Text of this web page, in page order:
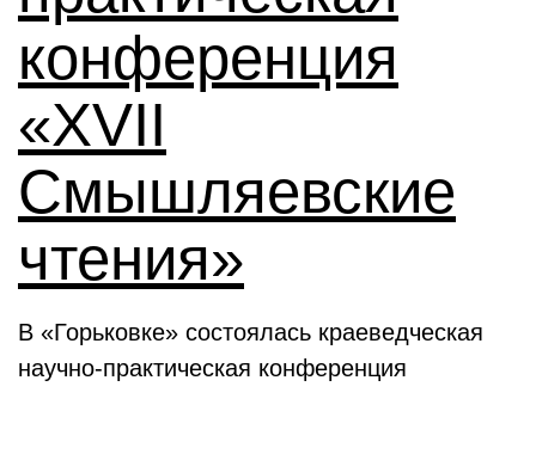
конференция
«XVII
Смышляевские
чтения»
В «Горьковке» состоялась краеведческая
научно-практическая конференция